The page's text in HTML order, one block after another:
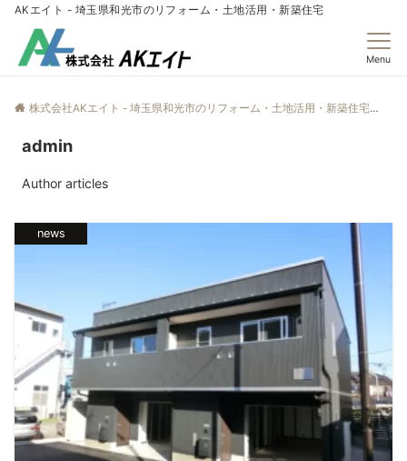
AKエイト - 埼玉県和光市のリフォーム・土地活用・新築住宅
Menu
株式会社AKエイト - 埼玉県和光市のリフォーム・土地活用・新築住宅
admin
Author articles
news